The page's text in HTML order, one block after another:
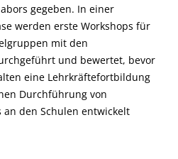
gegeben. In einer
werden erste Workshops für
mit den
und bewertet, bevor
eine Lehrkräftefortbildung
Durchführung von
an den Schulen entwickelt